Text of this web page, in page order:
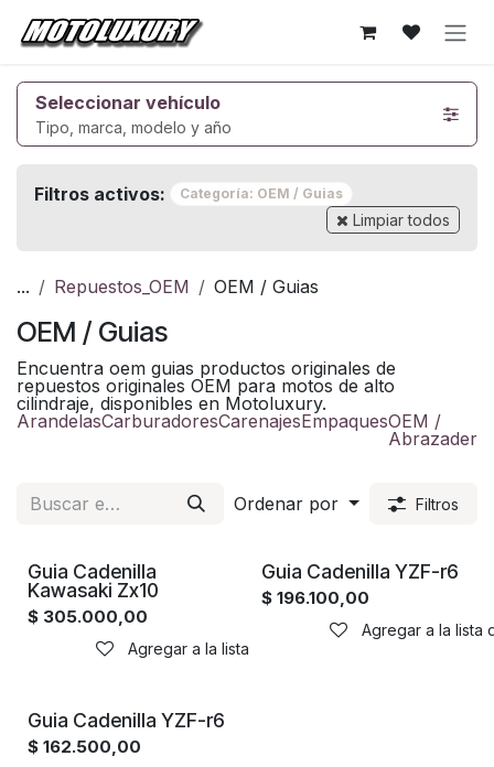
Ir al contenido
Seleccionar vehículo
Tipo, marca, modelo y año
Filtros activos: Categoría: OEM / Guias
Limpiar todos
... Repuestos_OEM OEM / Guias
OEM / Guias
Encuentra oem guias productos originales de
repuestos originales OEM para motos de alto
cilindraje, disponibles en Motoluxury.
ArandelasCarburadoresCarenajesEmpaquesOEM /
Ordenar por Filtros
Guia Cadenilla
Kawasaki Zx10
$ 305.000,00
Agregar a la lista de deseos
Guia Cadenilla YZF-r6
$196.100,00
Agregar a la lista
Guia Cadenilla YZF-r6
$ 162.500,00